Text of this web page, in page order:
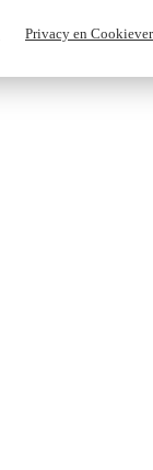
Privacy en